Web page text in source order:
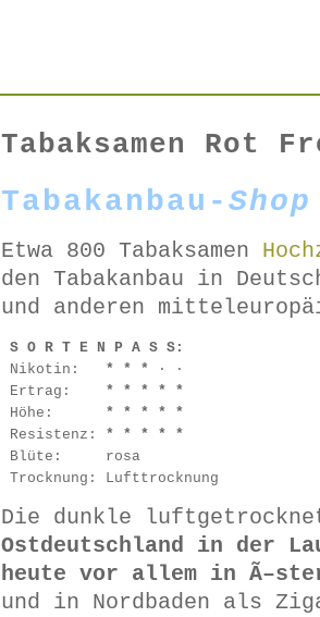
Tabaksamen Rot
Tabakanbau-Shop
Etwa 800 Tabaksamen
den Tabakanbau in
und anderen
S O R T E N P A S S:
Nikotin:
* * *
· ·
Ertrag:
* * * * *
Höhe:
* * * * *
Resistenz: * * * * *
Blüte:
rosa
Trocknung: Lufttrocknung
Die dunkle
Ostdeutschland in der
heute vor allem in
und in Nordbaden als